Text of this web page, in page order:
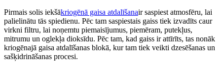
Pirmais solis iekšākriogēnā gaisa atdalīšanair saspiest atmosfēru, lai
palielinātu tās spiedienu. Pēc tam saspiestais gaiss tiek izvadīts caur
virkni filtru, lai noņemtu piemaisījumus, piemēram, putekļus,
mitrumu un oglekļa dioksīdu. Pēc tam, kad gaiss ir attīrīts, tas nonāk
kriogēnajā gaisa atdalīšanas blokā, kur tam tiek veikti dzesēšanas un
sašķidrināšanas procesi.